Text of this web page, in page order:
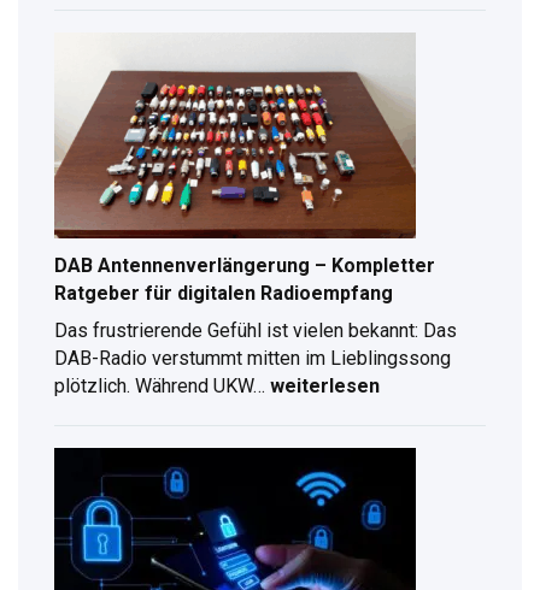
Schritt
Anleitung
für
2026
DAB Antennenverlängerung – Kompletter
Ratgeber für digitalen Radioempfang
Das frustrierende Gefühl ist vielen bekannt: Das
DAB-Radio verstummt mitten im Lieblingssong
plötzlich. Während UKW…
Kompletter
Ratgeber
für
digitalen
Radioempfang
weiterlesen